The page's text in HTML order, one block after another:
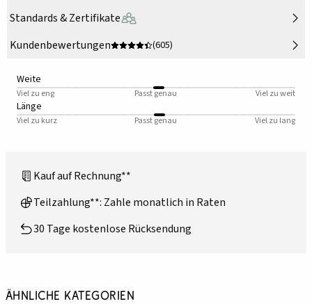
Standards & Zertifikate
Kundenbewertungen
(605)
Weite
Viel zu eng Passt genau Viel zu weit
Länge
Viel zu kurz Passt genau Viel zu lang
Kauf auf Rechnung**
Teilzahlung**: Zahle monatlich in Raten
30 Tage kostenlose Rücksendung
Ähnliche Kategorien